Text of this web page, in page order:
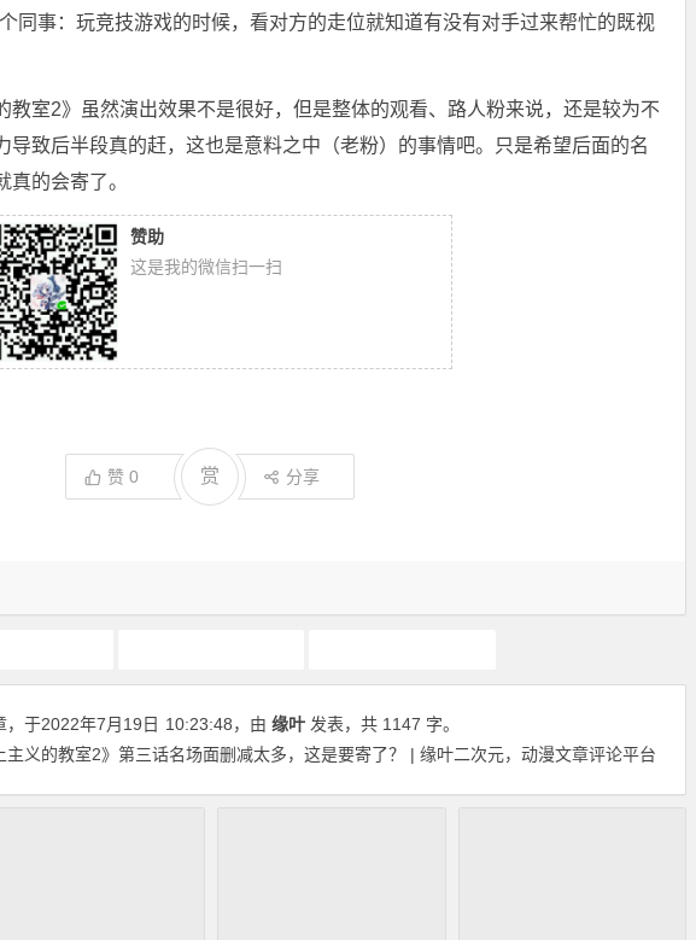
同事：玩竞技游戏的时候，看对方的走位就知道有没有对手过来帮忙的既视
教室2》虽然演出效果不是很好，但是整体的观看、路人粉来说，还是较为不
导致后半段真的赶，这也是意料之中（老粉）的事情吧。只是希望后面的名
的会寄了。
赞助
这是我的微信扫一扫
赞 0 赏 分享
，于2022年7月19日 10:23:48，由 缘叶 发表，共 1147 字。
主义的教室2》第三话名场面删减太多，这是要寄了？ | 缘叶二次元，动漫文章评论平台